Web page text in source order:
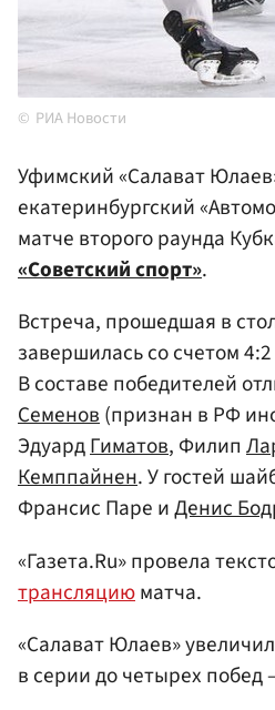
РИА Новости
Уфимский «Салават
екатеринбургский
матче второго раунда
«Советский спорт».
Встреча, прошедшая в
завершилась со счетом
В составе победителей
Семенов(признан в РФ
ЭдуардГиматов, Филип
Кемппайнен. У гостей
Франсис Паре иДенис
«Газета.Ru» провела
трансляциюматча.
«Салават Юлаев»
в серии до четырех побед